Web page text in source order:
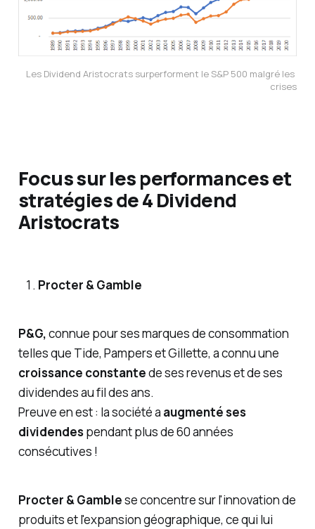
Les Dividend Aristocrats surperforment le S&P 500 malgré les
crises
Focus sur les performances et
stratégies de 4 Dividend
Aristocrats
Procter & Gamble
P&G,connue pour ses marques de consommation
telles que Tide, Pampers et Gillette, a connu une
croissance constantede ses revenus et de ses
dividendes au fil des ans.
Preuve en est : la société a augmenté ses
dividendespendant plus de 60 années
consécutives !
Procter & Gamblese concentre sur l'innovation de
produits et l'expansion géographique, ce qui lui